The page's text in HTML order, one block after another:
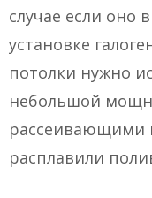
случае если оно
установке
потолки нужно
небольшой
рассеивающими
расплавили